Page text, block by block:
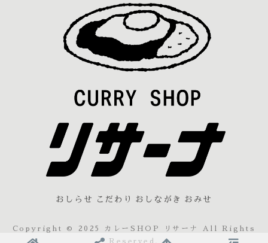
おしらせ こだわり おしながき おみせ
Copyright © 2025 カレーSHOP リサーナ All Rights
Reserved.